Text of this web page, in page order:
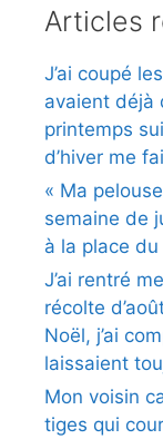
Articles
J’ai coupé
avaient déjà
printemps
d’hiver me
« Ma
semaine de
à la place du
J’ai rentré
récolte
Noël, j’ai
laissaient
Mon voisin
tiges qui